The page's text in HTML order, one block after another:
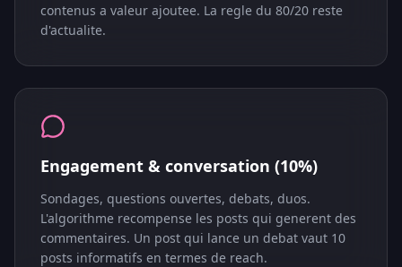
contenus a valeur ajoutee. La regle du 80/20 reste
d'actualite.
Engagement & conversation (10%)
Sondages, questions ouvertes, debats, duos.
L'algorithme recompense les posts qui generent des
commentaires. Un post qui lance un debat vaut 10
posts informatifs en termes de reach.